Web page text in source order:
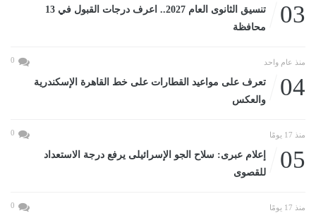
03
تنسيق الثانوى العام 2027.. اعرف درجات القبول في 13
محافظة
منذ عام واحد 0
04
تعرف على مواعيد القطارات على خط القاهرة الإسكندرية
والعكس
منذ 17 يومًا 0
05
إعلام عبرى: سلاح الجو الإسرائيلى يرفع درجة الاستعداد
للقصوى
منذ 17 يومًا 0